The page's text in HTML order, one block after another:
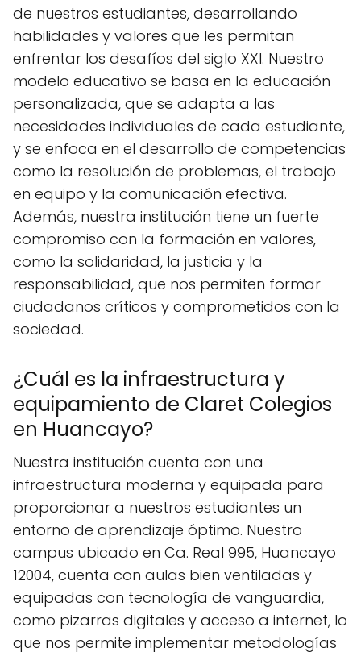
de nuestros estudiantes, desarrollando
habilidades y valores que les permitan
enfrentar los desafíos del siglo XXI. Nuestro
modelo educativo se basa en la educación
personalizada, que se adapta a las
necesidades individuales de cada estudiante,
y se enfoca en el desarrollo de competencias
como la resolución de problemas, el trabajo
en equipo y la comunicación efectiva.
Además, nuestra institución tiene un fuerte
compromiso con la formación en valores,
como la solidaridad, la justicia y la
responsabilidad, que nos permiten formar
ciudadanos críticos y comprometidos con la
sociedad.
¿Cuál es la infraestructura y
equipamiento de Claret Colegios
en Huancayo?
Nuestra institución cuenta con una
infraestructura moderna y equipada para
proporcionar a nuestros estudiantes un
entorno de aprendizaje óptimo. Nuestro
campus ubicado en Ca. Real 995, Huancayo
12004, cuenta con aulas bien ventiladas y
equipadas con tecnología de vanguardia,
como pizarras digitales y acceso a internet, lo
que nos permite implementar metodologías